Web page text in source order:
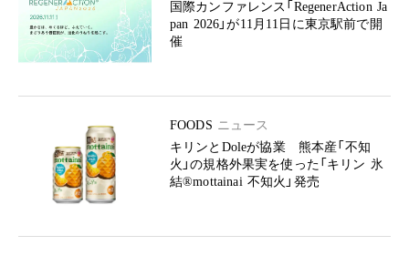
国際カンファレンス「RegenerAction Ja
pan 2026」が11月11日に東京駅前で開
催
FOODS ニュース
キリンとDoleが協業 熊本産「不知
火」の規格外果実を使った「キリン 氷
結®mottainai 不知火」発売